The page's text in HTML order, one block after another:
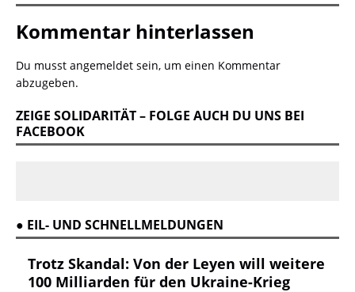
Kommentar hinterlassen
Du musst angemeldet sein, um einen Kommentar
abzugeben.
ZEIGE SOLIDARITÄT – FOLGE AUCH DU UNS BEI
FACEBOOK
● EIL- UND SCHNELLMELDUNGEN
Trotz Skandal: Von der Leyen will weitere
100 Milliarden für den Ukraine-Krieg